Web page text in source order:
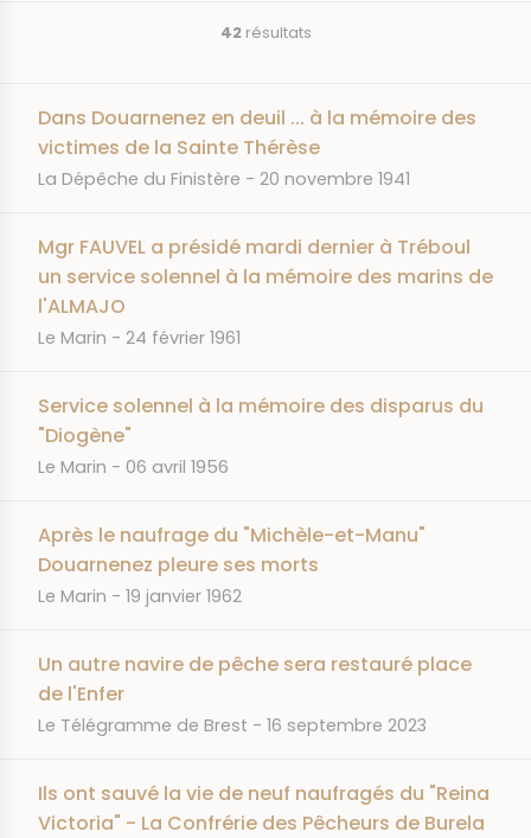
42résultats
Dans Douarnenez en deuil ... à la mémoire des
victimes de la Sainte Thérèse
JOURNAL
La Dépêche du Finistère DATE
20 novembre 1941
Mgr FAUVEL a présidé mardi dernier à Tréboul
un service solennel à la mémoire des marins de
l'ALMAJO
JOURNAL
Le Marin DATE
24 février 1961
Service solennel à la mémoire des disparus du
"Diogène"
JOURNAL
Le Marin DATE
06 avril 1956
Après le naufrage du "Michèle-et-Manu"
Douarnenez pleure ses morts
JOURNAL
Le Marin DATE
19 janvier 1962
Un autre navire de pêche sera restauré place
de l'Enfer
JOURNAL
Le Télégramme de Brest DATE
16 septembre 2023
Ils ont sauvé la vie de neuf naufragés du "Reina
Victoria" - La Confrérie des Pêcheurs de Burela